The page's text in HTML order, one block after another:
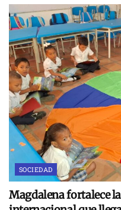
SOCIEDAD
Magdalena fortalece